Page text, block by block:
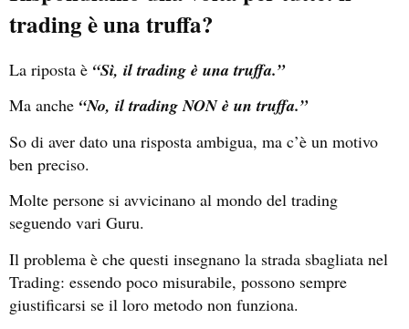
trading è una truffa?
La riposta è “Sì, il trading è una truffa.”
Ma anche “No, il trading NON è un truffa.”
So di aver dato una risposta ambigua, ma c’è un motivo
ben preciso.
Molte persone si avvicinano al mondo del trading
seguendo vari Guru.
Il problema è che questi insegnano la strada sbagliata nel
Trading: essendo poco misurabile, possono sempre
giustificarsi se il loro metodo non funziona.